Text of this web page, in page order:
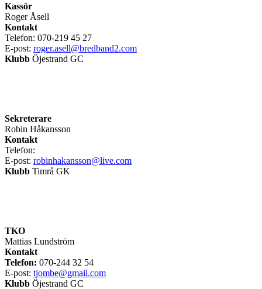
Kassör
Roger Åsell
Kontakt
Telefon: 070-219 45 27
E-post: roger.asell@bredband2.com
Klubb Öjestrand GC
Sekreterare
Robin Håkansson
Kontakt
Telefon:
E-post: robinhakansson@live.com
Klubb Timrå GK
TKO
Mattias Lundström
Kontakt
Telefon: 070-244 32 54
E-post: tjombe@gmail.com
Klubb Öjestrand GC